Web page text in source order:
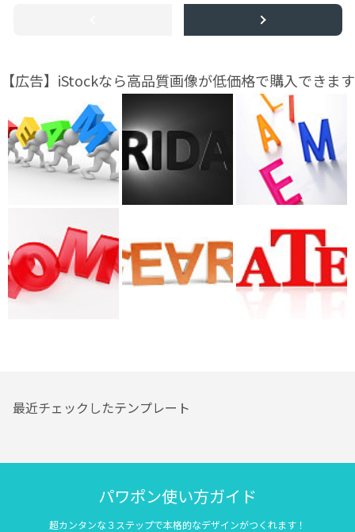
【広告】iStockなら高品質画像が低価格で購入できます
最近チェックしたテンプレート
パワポン使い方ガイド
超カンタンな３ステップで本格的なデザインがつくれます！